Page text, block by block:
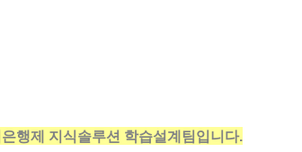
행제 지식솔루션 학습설계팀입니다.